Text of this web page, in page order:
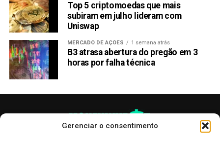
Gerenciar o consentimento
Top 5 criptomoedas que mais
subiram em julho lideram com
Uniswap
MERCADO DE AÇÕES 1 semana atrás
B3 atrasa abertura do pregão em 3
horas por falha técnica